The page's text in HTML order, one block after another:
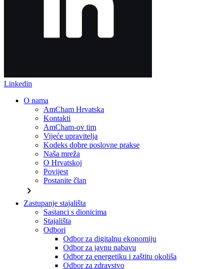
Linkedin
O nama
AmCham Hrvatska
Kontakti
AmCham-ov tim
Vijeće upravitelja
Kodeks dobre poslovne prakse
Naša mreža
O Hrvatskoj
Povijest
Postanite član
chevron_right
Zastupanje stajališta
Sastanci s dionicima
Stajališta
Odbori
Odbor za digitalnu ekonomiju
Odbor za javnu nabavu
Odbor za energetiku i zaštitu okoliša
Odbor za zdravstvo